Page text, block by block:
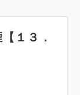
１３．